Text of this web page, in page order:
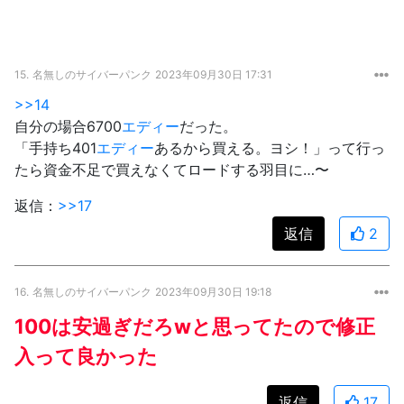
15. 名無しのサイバーパンク 2023年09月30日 17:31
>>14
自分の場合6700エディーだった。
「手持ち401エディーあるから買える。ヨシ！」って行っ
たら資金不足で買えなくてロードする羽目に…〜
返信： >>17
返信
2
16. 名無しのサイバーパンク 2023年09月30日 19:18
100は安過ぎだろwと思ってたので修正
入って良かった